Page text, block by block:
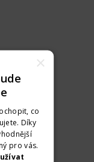
×
co
Díky
pro vás.